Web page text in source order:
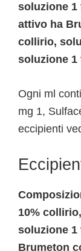
soluzione 1
attivo ha
collirio,
soluzione 1
Ogni ml
mg 1,
eccipienti
10%
soluzione 1
Brumeton